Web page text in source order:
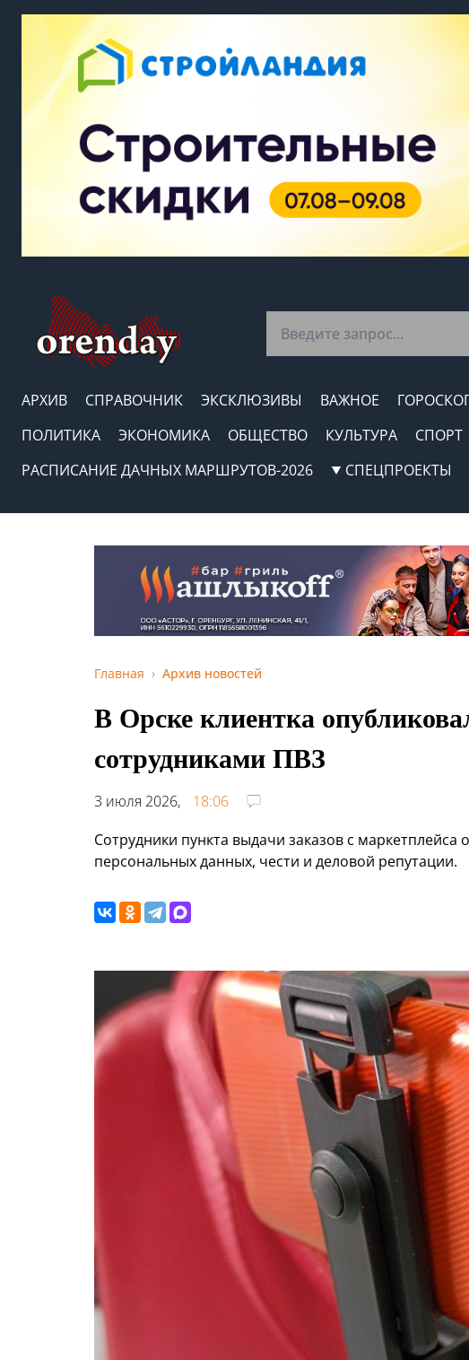
АРХИВ СПРАВОЧНИК ЭКСКЛЮЗИВЫ ВАЖНОЕ
ПОЛИТИКА
ЭКОНОМИКА ОБЩЕСТВО КУЛЬТУРА СПОРТ
РАСПИСАНИЕ ДАЧНЫХ МАРШРУТОВ-2026
СПЕЦПРОЕКТЫ
Главная Архив новостей
В Орске клиентка
сотрудниками ПВЗ
3 июля 2026,
18:06
Сотрудники пункта выдачи заказов с
персональных данных, чести и деловой репутации.